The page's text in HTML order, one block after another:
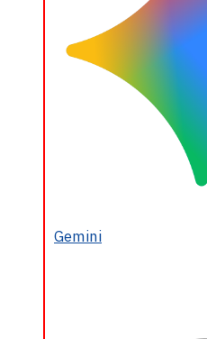
Gemini